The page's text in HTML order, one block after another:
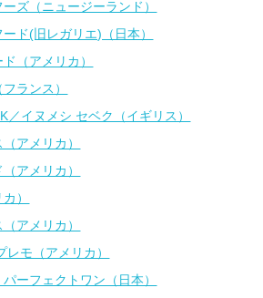
ズ（ニュージーランド）
ド(旧レガリエ)（日本）
（アメリカ）
ランス）
／イヌメシ セベク（イギリス）
アメリカ）
アメリカ）
）
アメリカ）
モ（アメリカ）
パーフェクトワン（日本）